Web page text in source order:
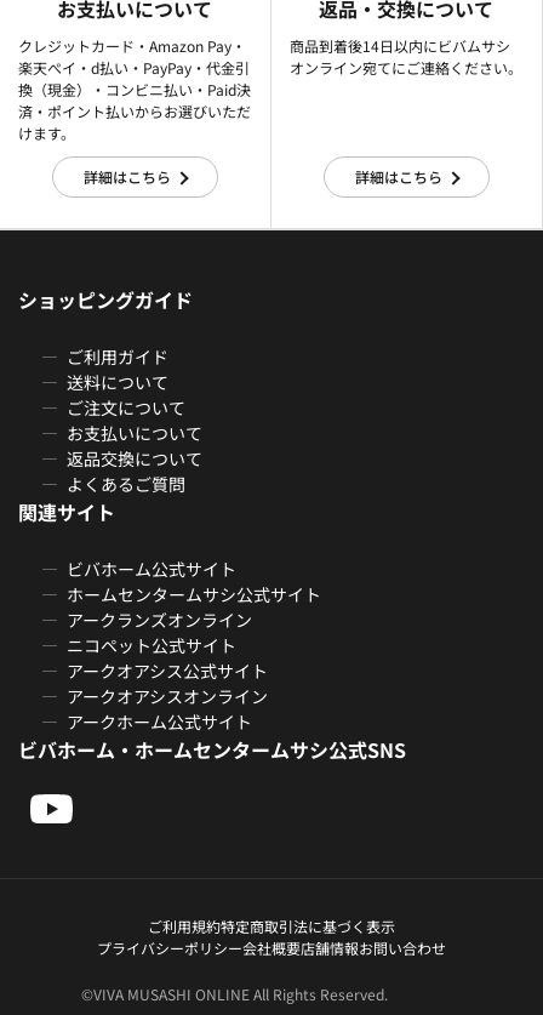
お支払いについて
クレジットカード・Amazon Pay・
楽天ぺイ・d払い・PayPay・代金引
換（現金）・コンビニ払い・Paid決
済・ポイント払いからお選びいただ
けます。
詳細はこちら
返品・交換について
商品到着後14日以内にビバムサシ
オンライン宛てにご連絡ください。
詳細はこちら
ショッピングガイド
ご利用ガイド
送料について
ご注文について
お支払いについて
返品交換について
よくあるご質問
関連サイト
ビバホーム公式サイト
ホームセンタームサシ公式サイト
アークランズオンライン
ニコペット公式サイト
アークオアシス公式サイト
アークオアシスオンライン
アークホーム公式サイト
ビバホーム・ホームセンタームサシ公式SNS
ご利用規約特定商取引法に基づく表示
プライバシーポリシー会社概要店舗情報お問い合わせ
©VIVA MUSASHI ONLINE All Rights Reserved.